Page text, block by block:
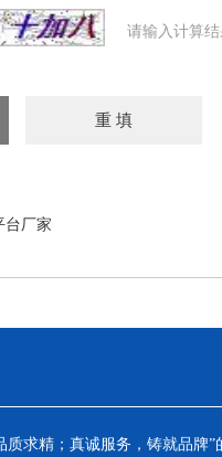
请输入计算
台厂家
质求精；真诚服务，铸就品牌”